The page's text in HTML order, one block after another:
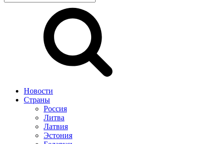
Новости
Страны
Россия
Литва
Латвия
Эстония